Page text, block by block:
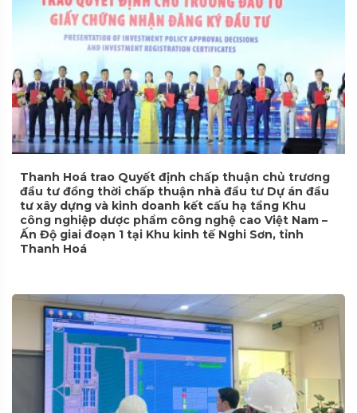
Thanh Hoá trao Quyết định chấp thuận chủ trương
đầu tư đồng thời chấp thuận nhà đầu tư Dự án đầu
tư xây dựng và kinh doanh kết cấu hạ tầng Khu
công nghiệp dược phẩm công nghệ cao Việt Nam –
Ấn Độ giai đoạn 1 tại Khu kinh tế Nghi Sơn, tỉnh
Thanh Hoá